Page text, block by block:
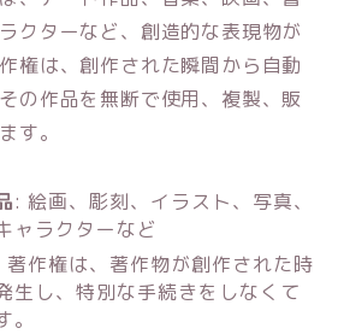
クターなど、創造的な表現物が
権は、創作された瞬間から自動
の作品を無断で使用、複製、販
す。
: 絵画、彫刻、イラスト、写真、
ャラクターなど
著作権は、著作物が創作された時
生し、特別な手続きをしなくて